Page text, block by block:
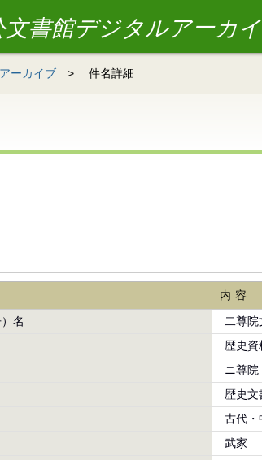
文書館デジタルアーカ
ーカイブ > 件名詳細
内容
名
二尊院
歴史資
ニ尊院
歴史文
古代・
武家